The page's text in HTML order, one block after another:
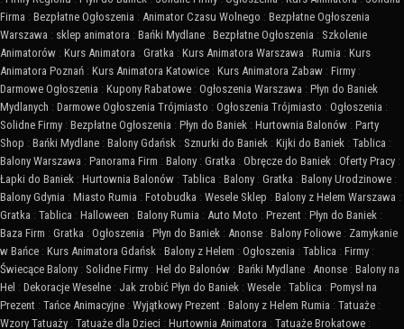
Firma : Bezpłatne Ogłoszenia : Animator Czasu Wolnego : Bezpłatne Ogłoszenia
Warszawa : sklep animatora : Bańki Mydlane : Bezpłatne Ogłoszenia : Szkolenie
Animatorów : Kurs Animatora : Gratka : Kurs Animatora Warszawa : Rumia : Kurs
Animatora Poznań : Kurs Animatora Katowice : Kurs Animatora Zabaw : Firmy :
Darmowe Ogłoszenia : Kupony Rabatowe : Ogłoszenia Warszawa : Płyn do Baniek
Mydlanych : Darmowe Ogłoszenia Trójmiasto : Ogłoszenia Trójmiasto : Ogłoszenia :
Solidne Firmy : Bezpłatne Ogłoszenia : Płyn do Baniek : Hurtownia Balonów : Party
Shop : Bańki Mydlane : Balony Gdańsk : Sznurki do Baniek : Kijki do Baniek : Tablica :
Balony Warszawa : Panorama Firm : Balony : Gratka : Obręcze do Baniek : Oferty Pracy :
Łapki do Baniek : Hurtownia Balonów : Tablica : Balony : Gratka : Balony Urodzinowe :
Balony Gdynia : Miasto Rumia : Fotobudka : Wesele Sklep : Balony z Helem Warszawa :
Gratka : Tablica : Halloween : Balony Rumia : Auto Moto : Prezent : Płyn do Baniek :
Baza Firm : Gratka : Ogłoszenia : Płyn do Baniek : Anonse : Balony Foliowe : Zamykanie
w Bańce : Kurs Animatora Gdańsk : Balony z Helem : Ogłoszenia : Tablica : Firmy :
Świecące Balony : Solidne Firmy : Hel do Balonów : Bańki Mydlane : Anonse : Balony na
Hel : Dekoracje Weselne : Jak zrobić Płyn do Baniek : Wesele : Tablica : Pomysł na
Prezent : Tańce Animacyjne : Wyjątkowy Prezent : Balony z Helem Rumia : Tatuaże :
Wzory Tatuaży : Tatuaże dla Dzieci : Hurtownia Animatora : Tatuaże Brokatowe :